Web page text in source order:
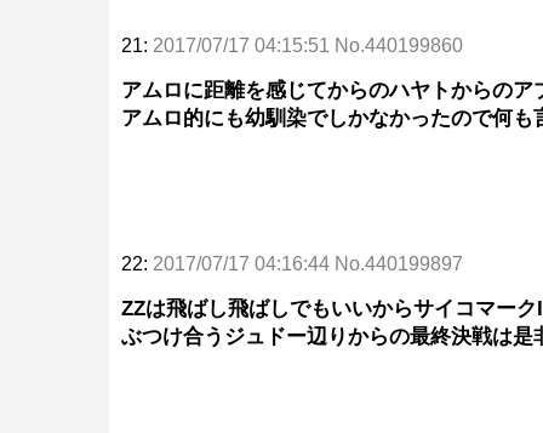
21: 2017/07/17 04:15:51 No.440199860
アムロに距離を感じてからのハヤトからのア
アムロ的にも幼馴染でしかなかったので何も
22: 2017/07/17 04:16:44 No.440199897
ZZは飛ばし飛ばしでもいいからサイコマー
ぶつけ合うジュドー辺りからの最終決戦は是